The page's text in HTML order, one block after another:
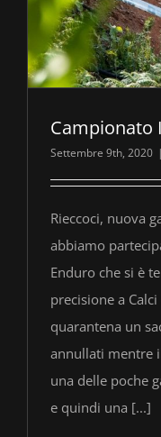
Campionato
Settembre 9th, 2020 |
Rieccoci, nuova
abbiamo
Enduro che si è
precisione a
quarantena un
annullati mentre
una delle poche
e quindi una [...]